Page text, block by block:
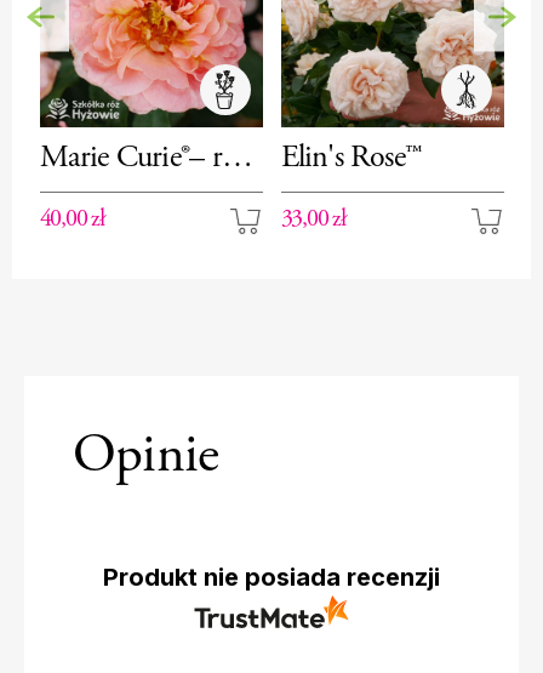
Marie Curie®– róża
rabatowa
40,00 zł
Elin's Rose™
33,00 zł
Poprzedni
Opinie
Produkt nie posiada recenzji